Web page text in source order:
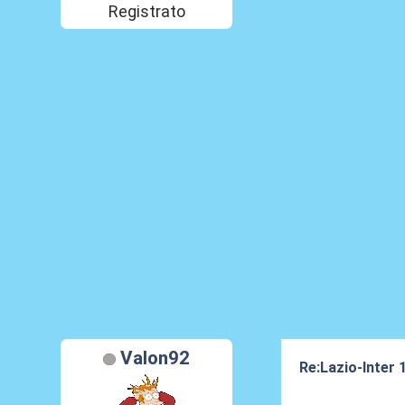
Registrato
Valon92
Re:Lazio-Inter